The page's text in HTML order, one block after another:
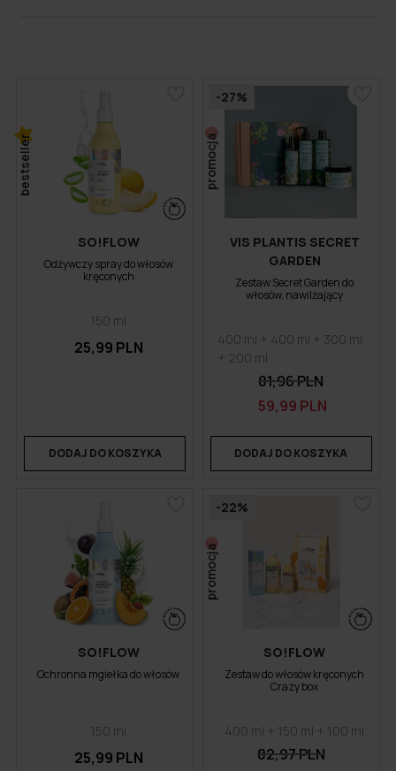
bestseller
SO!FLOW
Odżywczy spray do włosów
kręconych
150 ml
25,99 PLN
DODAJ DO KOSZYKA
-27%
promocja
VIS PLANTIS SECRET
GARDEN
Zestaw Secret Garden do
włosów, nawilżający
400 ml + 400 ml + 300 ml
+ 200 ml
81,96 PLN
59,99 PLN
DODAJ DO KOSZYKA
SO!FLOW
Ochronna mgiełka do włosów
150 ml
25,99 PLN
-22%
promocja
SO!FLOW
Zestaw do włosów kręconych
Crazy box
400 ml + 150 ml + 100 ml
82,97 PLN